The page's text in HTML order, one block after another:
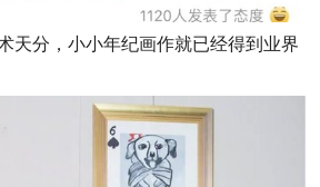
天分，小小年纪画作就已经得到业界